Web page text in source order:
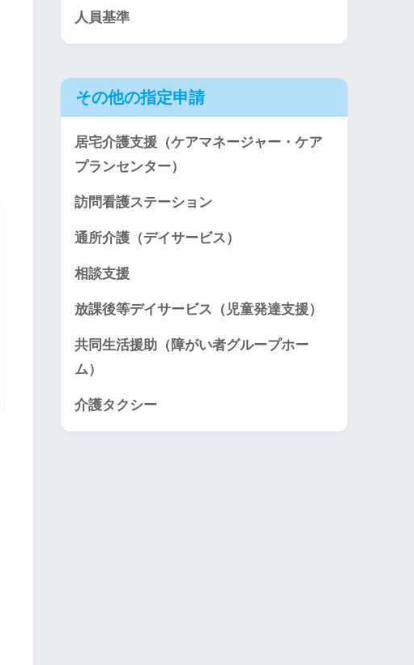
人員基準
その他の指定申請
居宅介護支援（ケアマネージャー・ケア
プランセンター）
訪問看護ステーション
通所介護（デイサービス）
相談支援
放課後等デイサービス（児童発達支援）
共同生活援助（障がい者グループホー
ム）
介護タクシー